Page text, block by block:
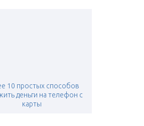
10 простых способов
деньги на телефон с
карты